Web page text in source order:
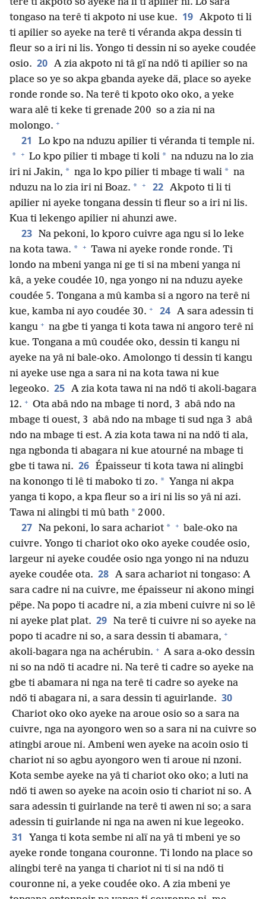
terê ti akpoto so ayeke na li ti apilier ni. Lo sara
tongaso na terê ti akpoto ni use kue. 19 Akpoto ti li
ti apilier so ayeke na terê ti véranda akpa dessin ti
fleur so a iri ni lis. Yongo ti dessin ni so ayeke coudée
osio. 20 A zia akpoto ni tâ gï na ndö ti apilier so na
place so ye so akpa gbanda ayeke dä, place so ayeke
ronde ronde so. Na terê ti kpoto oko oko, a yeke
wara alê ti keke ti grenade 200 so a zia ni na
molongo. +
21 Lo kpo na nduzu apilier ti véranda ti temple ni.
* + Lo kpo pilier ti mbage ti koli * na nduzu na lo zia
iri ni Jakin, * nga lo kpo pilier ti mbage ti wali * na
nduzu na lo zia iri ni Boaz. * + 22 Akpoto ti li ti
apilier ni ayeke tongana dessin ti fleur so a iri ni lis.
Kua ti lekengo apilier ni ahunzi awe.
23 Na pekoni, lo kporo cuivre aga ngu si lo leke
na kota tawa. * + Tawa ni ayeke ronde ronde. Ti
londo na mbeni yanga ni ge ti si na mbeni yanga ni
kâ, a yeke coudée 10, nga yongo ni na nduzu ayeke
coudée 5. Tongana a mû kamba si a ngoro na terê ni
kue, kamba ni ayo coudée 30. + 24 A sara adessin ti
kangu + na gbe ti yanga ti kota tawa ni angoro terê ni
kue. Tongana a mû coudée oko, dessin ti kangu ni
ayeke na yâ ni bale-oko. Amolongo ti dessin ti kangu
ni ayeke use nga a sara ni na kota tawa ni kue
legeoko. 25 A zia kota tawa ni na ndö ti akoli-bagara
12. + Ota abâ ndo na mbage ti nord, 3 abâ ndo na
mbage ti ouest, 3 abâ ndo na mbage ti sud nga 3 abâ
ndo na mbage ti est. A zia kota tawa ni na ndö ti ala,
nga ngbonda ti abagara ni kue atourné na mbage ti
gbe ti tawa ni. 26 Épaisseur ti kota tawa ni alingbi
na konongo ti lê ti maboko ti zo. * Yanga ni akpa
yanga ti kopo, a kpa fleur so a iri ni lis so yâ ni azi.
Tawa ni alingbi ti mû bath * 2 000.
27 Na pekoni, lo sara achariot * + bale-oko na
cuivre. Yongo ti chariot oko oko ayeke coudée osio,
largeur ni ayeke coudée osio nga yongo ni na nduzu
ayeke coudée ota. 28 A sara achariot ni tongaso: A
sara cadre ni na cuivre, me épaisseur ni akono mingi
pëpe. Na popo ti acadre ni, a zia mbeni cuivre ni so lê
ni ayeke plat plat. 29 Na terê ti cuivre ni so ayeke na
popo ti acadre ni so, a sara dessin ti abamara, +
akoli-bagara nga na achérubin. + A sara a-oko dessin
ni so na ndö ti acadre ni. Na terê ti cadre so ayeke na
gbe ti abamara ni nga na terê ti cadre so ayeke na
ndö ti abagara ni, a sara dessin ti aguirlande. 30
Chariot oko oko ayeke na aroue osio so a sara na
cuivre, nga na ayongoro wen so a sara ni na cuivre so
atingbi aroue ni. Ambeni wen ayeke na acoin osio ti
chariot ni so agbu ayongoro wen ti aroue ni nzoni.
Kota sembe ayeke na yâ ti chariot oko oko; a luti na
ndö ti awen so ayeke na acoin osio ti chariot ni so. A
sara adessin ti guirlande na terê ti awen ni so; a sara
adessin ti guirlande ni nga na awen ni kue legeoko.
31
Yanga ti kota sembe ni alï na yâ ti mbeni ye so
ayeke ronde tongana couronne. Ti londo na place so
alingbi terê na yanga ti chariot ni ti si na ndö ti
couronne ni, a yeke coudée oko. A zia mbeni ye